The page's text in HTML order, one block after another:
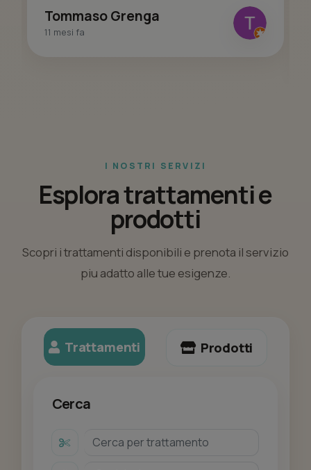
Tommaso Grenga
11 mesi fa
I NOSTRI SERVIZI
Esplora trattamenti e
prodotti
Scopri i trattamenti disponibili e prenota il servizio
piu adatto alle tue esigenze.
Trattamenti Prodotti
Cerca